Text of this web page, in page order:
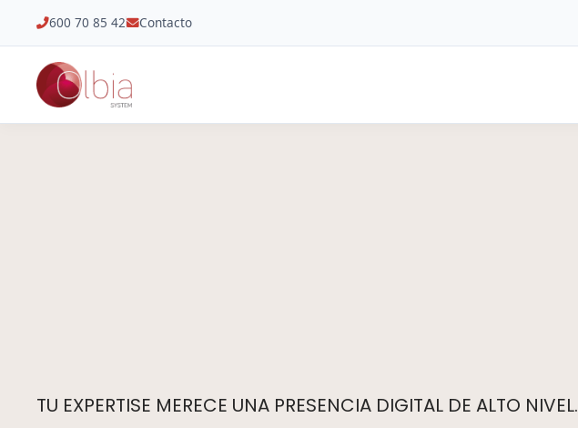
600 70 85 42 Contacto
TU EXPERTISE MERECE UNA PRESENCIA DIGITAL DE ALTO NIVEL.